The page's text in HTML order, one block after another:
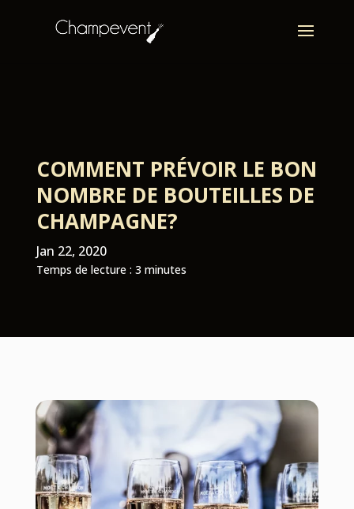
COMMENT PRÉVOIR LE BON
NOMBRE DE BOUTEILLES DE
CHAMPAGNE?
Jan 22, 2020
Temps de lecture : 3 minutes